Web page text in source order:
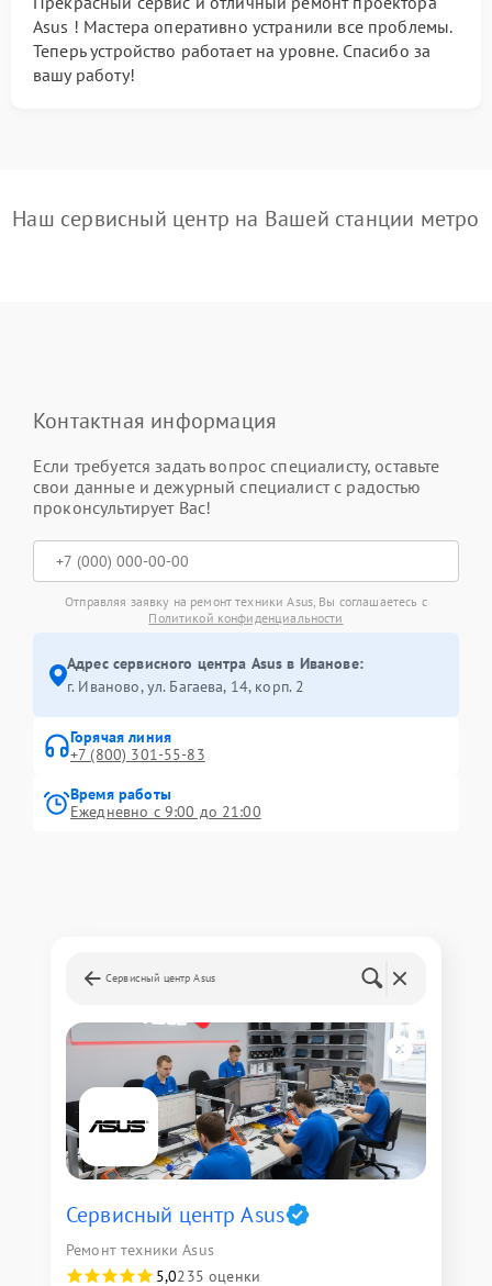
Asus ! Мастера оперативно устранили все проблемы.
Теперь устройство работает на уровне. Спасибо за
вашу работу!
Наш сервисный центр на Вашей станции метро
Контактная информация
Если требуется задать вопрос специалисту, оставьте
свои данные и дежурный специалист с радостью
проконсультирует Вас!
Отправляя заявку на ремонт техники Asus, Вы соглашаетесь с
Политикой конфиденциальности
Адрес сервисного центра Asus в Иванове:
г. Иваново, ул. Багаева, 14, корп. 2
Горячая линия
+7 (800) 301-55-83
Время работы
Ежедневно с 9:00 до 21:00
Сервисный центр Asus
Сервисный центр Asus
Ремонт техники Asus
5,0235 оценки